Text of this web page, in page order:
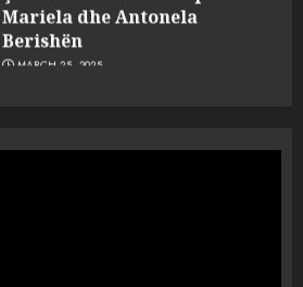
Mariela dhe Antonela
Berishën
MARCH 25, 2025